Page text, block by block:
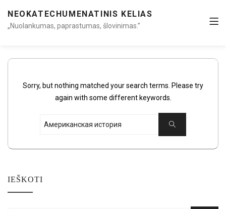
NEOKATECHUMENATINIS KELIAS
„Nuolankumas, paprastumas, šlovinimas.”
Sorry, but nothing matched your search terms. Please try
again with some different keywords.
Search
IEŠKOTI